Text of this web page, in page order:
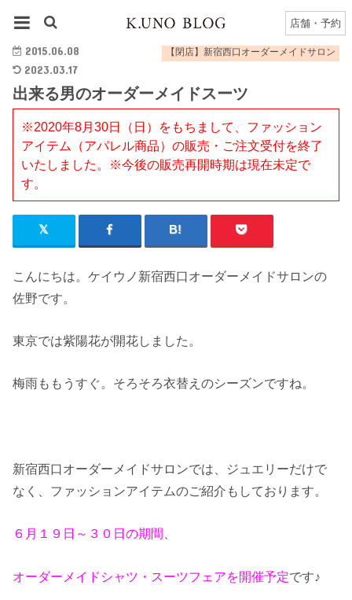
店舗・予約
出来る男のオーダーメイドスーツ
【閉店】新宿西口オーダーメイドサロン
2015.06.08
2023.03.17
出来る男のオーダーメイドスーツ
※2020年8月30日（日）をもちまして、ファッション
アイテム（アパレル商品）の販売・ご注文受付を終了
いたしました。※今後の販売再開時期は現在未定で
す。
こんにちは。ケイウノ新宿西口オーダーメイドサロンの
佐野です。
東京では紫陽花が開花しました。
梅雨ももうすぐ。そろそろ衣替えのシーズンですね。
新宿西口オーダーメイドサロンでは、ジュエリーだけで
なく、ファッションアイテムのご紹介もしております。
６月１９日～３０日の期間
オーダーメイドシャツ・スーツフェアを開催予定です♪